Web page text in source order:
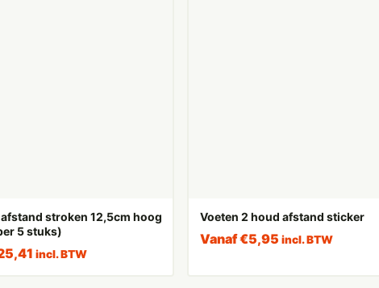
afstand stroken 12,5cm hoog
5 stuks)
incl. BTW
Voeten 2 houd afstand sticker
Vanaf€5,95 incl. BTW